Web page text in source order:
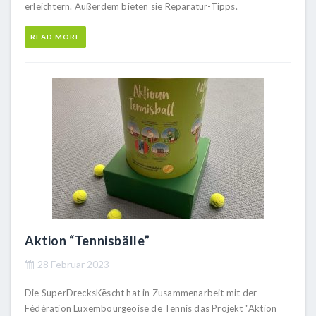
erleichtern. Außerdem bieten sie Reparatur-Tipps.
READ MORE
Aktion “Tennisbälle”
28 Februar 2023
Die SuperDrecksKëscht hat in Zusammenarbeit mit der
Fédération Luxembourgeoise de Tennis das Projekt "Aktion